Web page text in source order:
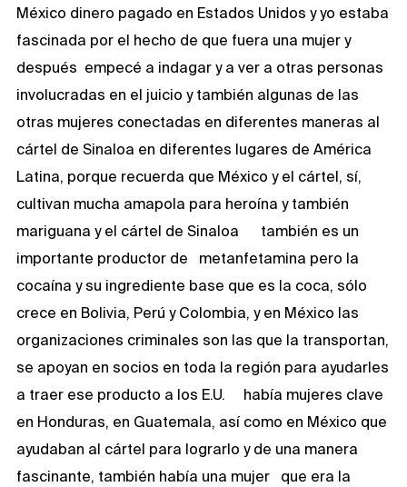
México dinero pagado en Estados Unidos y yo estaba
fascinada por el hecho de que fuera una mujer y
después empecé a indagar y a ver a otras personas
involucradas en el juicio y también algunas de las
otras mujeres conectadas en diferentes maneras al
cártel de Sinaloa en diferentes lugares de América
Latina, porque recuerda que México y el cártel, sí,
cultivan mucha amapola para heroína y también
mariguana y el cártel de Sinaloa también es un
importante productor de metanfetamina pero la
cocaína y su ingrediente base que es la coca, sólo
crece en Bolivia, Perú y Colombia, y en México las
organizaciones criminales son las que la transportan,
se apoyan en socios en toda la región para ayudarles
a traer ese producto a los E.U. había mujeres clave
en Honduras, en Guatemala, así como en México que
ayudaban al cártel para lograrlo y de una manera
fascinante, también había una mujer que era la